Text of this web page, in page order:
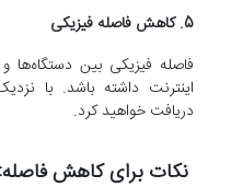
5. کاهش فاصله فیزیکی
فاصله فیزیکی بین دستگاه‌ها
اینترنت داشته باشد. با
دریافت خواهید کرد.
نکات برای کاهش فاصله: